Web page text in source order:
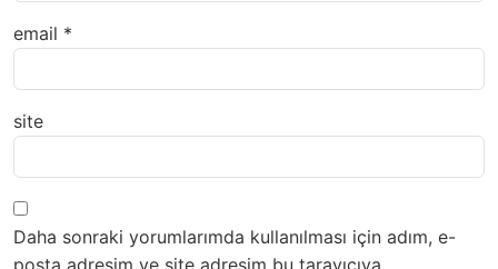
email *
site
Daha sonraki yorumlarımda kullanılması için adım, e-
posta adresim ve site adresim bu tarayıcıya